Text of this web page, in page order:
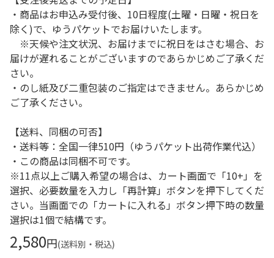
・商品はお申込み受付後、10日程度(土曜・日曜・祝日を
除く)で、ゆうパケットでお届けいたします。
※天候や注文状況、お届けまでに祝日をはさむ場合、お
届けが遅れることがございますのであらかじめご了承くだ
さい。
・のし紙及び二重包装のご指定はできません。あらかじめ
ご了承ください。
【送料、同梱の可否】
・送料等：全国一律510円（ゆうパケット出荷作業代込）
・この商品は同梱不可です。
※11点以上ご購入希望の場合は、カート画面で「10+」を
選択、必要数量を入力し「再計算」ボタンを押下してくだ
さい。当画面での「カートに入れる」ボタン押下時の数量
選択は1個で結構です。
2,580円(送料別・税込)